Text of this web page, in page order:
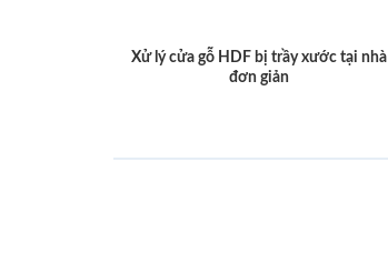
Xử lý cửa gỗ HDF bị trầy xước tại nhà
đơn giản